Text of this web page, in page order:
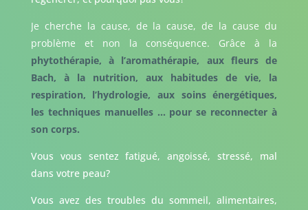
Je cherche la cause, de la cause, de la cause du
problème et non la conséquence. Grâce à la
phytothérapie, à l’aromathérapie, aux fleurs de
Bach, à la nutrition, aux habitudes de vie, la
respiration, l’hydrologie, aux soins énergétiques,
les techniques manuelles … pour se reconnecter à
son corps.
Vous vous sentez fatigué, angoissé, stressé, mal
dans votre peau?
Vous avez des troubles du sommeil, alimentaires,